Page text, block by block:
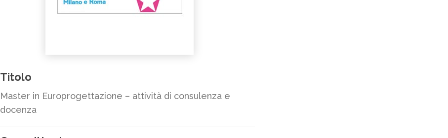
Titolo
Master in Europrogettazione – attività di consulenza e
docenza